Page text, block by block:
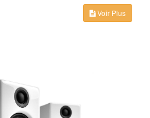
Voir Plus